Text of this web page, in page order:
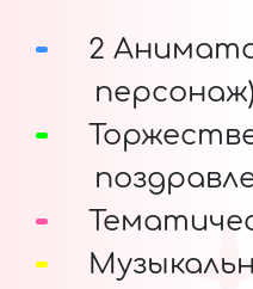
2
персонаж)